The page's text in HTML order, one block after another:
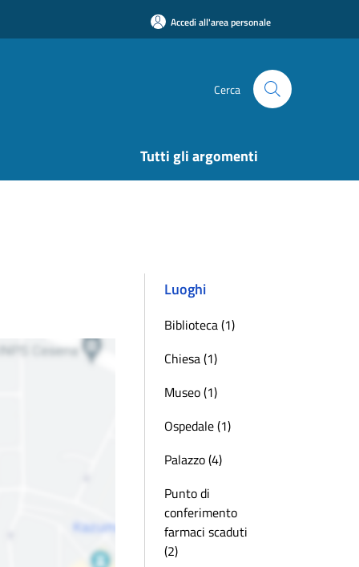
Accedi all'area personale
Cerca
Tutti gli argomenti
Luoghi
Biblioteca (1)
Chiesa (1)
Museo (1)
Ospedale (1)
Palazzo (4)
Punto di
conferimento
farmaci scaduti
(2)